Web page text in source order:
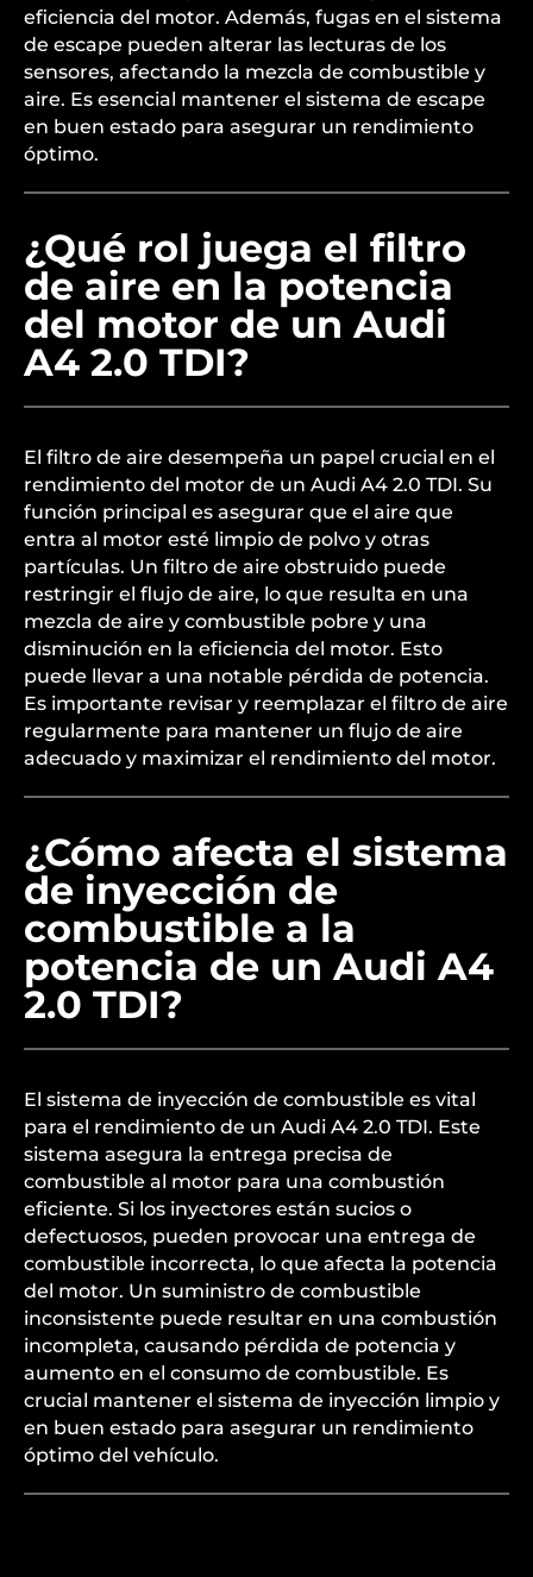
eficiencia del motor. Además, fugas en el sistema
de escape pueden alterar las lecturas de los
sensores, afectando la mezcla de combustible y
aire. Es esencial mantener el sistema de escape
en buen estado para asegurar un rendimiento
óptimo.
¿Qué rol juega el filtro
de aire en la potencia
del motor de un Audi
A4 2.0 TDI?
El filtro de aire desempeña un papel crucial en el
rendimiento del motor de un Audi A4 2.0 TDI. Su
función principal es asegurar que el aire que
entra al motor esté limpio de polvo y otras
partículas. Un filtro de aire obstruido puede
restringir el flujo de aire, lo que resulta en una
mezcla de aire y combustible pobre y una
disminución en la eficiencia del motor. Esto
puede llevar a una notable pérdida de potencia.
Es importante revisar y reemplazar el filtro de aire
regularmente para mantener un flujo de aire
adecuado y maximizar el rendimiento del motor.
¿Cómo afecta el sistema
de inyección de
combustible a la
potencia de un Audi A4
2.0 TDI?
El sistema de inyección de combustible es vital
para el rendimiento de un Audi A4 2.0 TDI. Este
sistema asegura la entrega precisa de
combustible al motor para una combustión
eficiente. Si los inyectores están sucios o
defectuosos, pueden provocar una entrega de
combustible incorrecta, lo que afecta la potencia
del motor. Un suministro de combustible
inconsistente puede resultar en una combustión
incompleta, causando pérdida de potencia y
aumento en el consumo de combustible. Es
crucial mantener el sistema de inyección limpio y
en buen estado para asegurar un rendimiento
óptimo del vehículo.